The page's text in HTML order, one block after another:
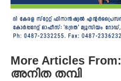
More Articles From:
അനിത തമ്പി